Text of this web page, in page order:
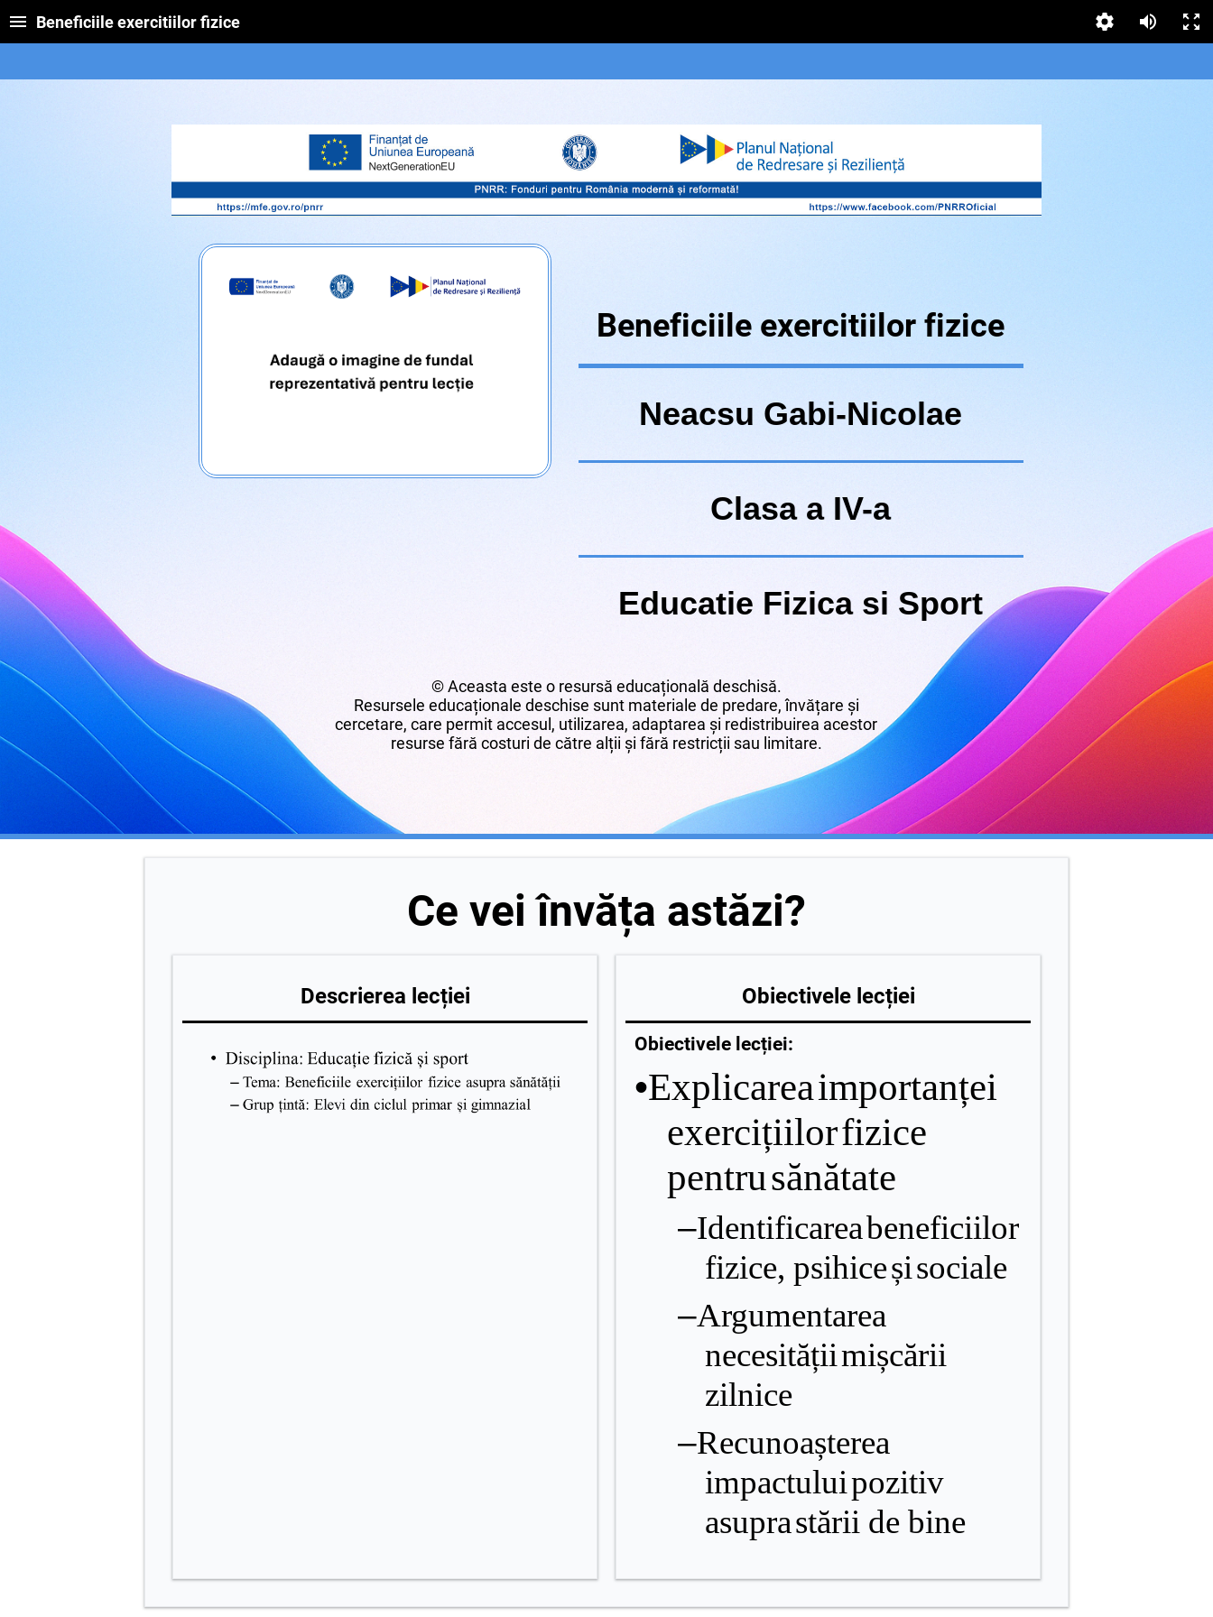
Beneficiile exercitiilor fizice
Beneficiile exercitiilor fizice
Neacsu Gabi-Nicolae
Clasa a IV-a
Educatie Fizica si Sport
© Aceasta este o resursă educațională deschisă.
Resursele educaționale deschise sunt materiale de predare, învățare și
cercetare, care permit accesul, utilizarea, adaptarea și redistribuirea acestor
resurse fără costuri de către alții și fără restricții sau limitare.
Ce vei învăța astăzi?
Descrierea lecției Obiectivele lecției
Obiectivele lecției:
•Explicareaimportanței
exercițiilorfizice
pentrusănătate
–Identificareabeneficiilor
fizice, psihiceșisociale
–Argumentarea
necesitățiimișcării
zilnice
–Recunoașterea
impactuluipozitiv
asuprastării de bine